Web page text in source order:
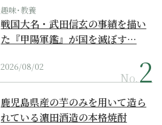
趣味･教養
戦国大名・武田信玄の事績を描い
た『甲陽軍鑑』が国を滅ぼす…
2026/08/02
No.
鹿児島県産の芋のみを用いて造ら
れている濵田酒造の本格焼酎